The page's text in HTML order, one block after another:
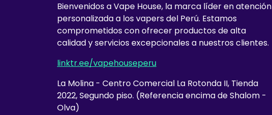
Bienvenidos a Vape House, la marca líder en atención
personalizada a los vapers del Perú. Estamos
comprometidos con ofrecer productos de alta
calidad y servicios excepcionales a nuestros clientes.
linktr.ee/vapehouseperu
La Molina - Centro Comercial La Rotonda II, Tienda
2022, Segundo piso. (Referencia encima de Shalom -
Olva)